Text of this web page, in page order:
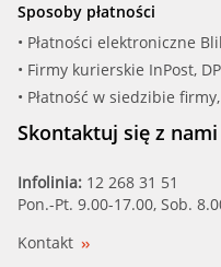
Sposoby płatności
• Płatności elektroniczne
• Firmy kurierskie InPost,
• Płatność w siedzibie
Skontaktuj się z nami
Infolinia: 12 268 31 51
Pon.-Pt. 9.00-17.00, Sob.
Kontakt